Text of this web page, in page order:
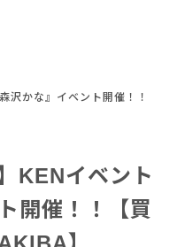
沢かな』イベント開催！！
KENイベント
開催！！【買